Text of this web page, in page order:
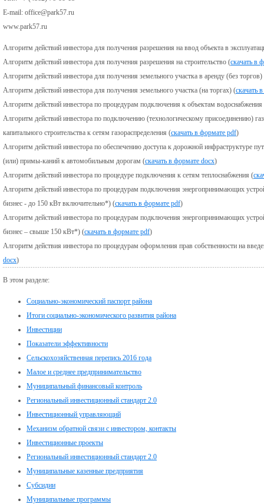
E-mail: office@park57.ru
www.park57.ru
Алгоритм действий инвестора для получения разрешения на ввод объекта в
Алгоритм действий инвестора для получения разрешения на строительство (скачать в
Алгоритм действий инвестора для получения земельного участка в аренду (без торгов)
Алгоритм действий инвестора для получения земельного участка (на торгах) (скачать
Алгоритм действий инвестора по процедурам подключения к объектам водоснабжения
Алгоритм действий инвестора по подключению (технологическому присоединению)
капитального строительства к сетям газораспределения (скачать в формате pdf)
Алгоритм действий инвестора по обеспечению доступа к дорожной инфраструктуре
(или) примы-каний к автомобильным дорогам (скачать в формате docx)
Алгоритм действий инвестора по процедуре подключения к сетям теплоснабжения (
Алгоритм действий инвестора по процедурам подключения энергопринимающих
бизнес - до 150 кВт включительно*) (скачать в формате pdf)
Алгоритм действий инвестора по процедурам подключения энергопринимающих
бизнес – свыше 150 кВт*) (скачать в формате pdf)
Алгоритм действия инвестора по процедурам оформления прав собственности на
docx)
В этом разделе:
Социально-экономический паспорт района
Итоги социально-экономического развития района
Инвестиции
Показатели эффективности
Сельскохозяйственная перепись 2016 года
Малое и среднее предпринимательство
Муниципальный финансовый контроль
Региональный инвестиционный стандарт 2.0
Инвестиционный управляющий
Механизм обратной связи с инвестором, контакты
Инвестиционные проекты
Региональный инвестиционный стандарт 2.0
Муниципальные казенные предприятия
Субсидии
Муниципальные программы